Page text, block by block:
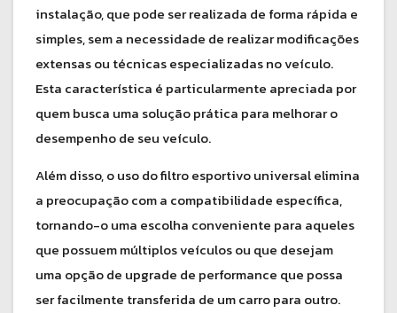
instalação, que pode ser realizada de forma rápida e
simples, sem a necessidade de realizar modificações
extensas ou técnicas especializadas no veículo.
Esta característica é particularmente apreciada por
quem busca uma solução prática para melhorar o
desempenho de seu veículo.
Além disso, o uso do filtro esportivo universal elimina
a preocupação com a compatibilidade específica,
tornando-o uma escolha conveniente para aqueles
que possuem múltiplos veículos ou que desejam
uma opção de upgrade de performance que possa
ser facilmente transferida de um carro para outro.